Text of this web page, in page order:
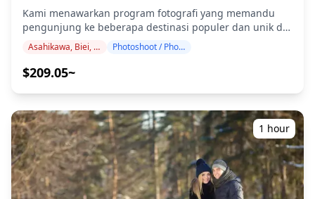
tanggal dan waktu, (2) mengubah lokasi, atau (3)
membatalkan pemotretan. ![]
(https://assets.hldycdn.com/24515ca5-dacc-4211-af77-
(https://assets.hldycdn.com/65c3ae86-51e6-4d44-a0d4-
Kami menawarkan program fotografi yang memandu
pengunjung ke beberapa destinasi populer dan unik di
Asahikawa, Biei, dan Furano. Dipandu oleh fotografer
berkualifikasi tinggi, program kami menyesuaikan
jadwal perjalanan Anda, menangkap komposisi alami,
bagikan lokasi pilihan Anda dengan kami!) Rasakan
keindahan pemandangan Hokkaido tengah yang
menakjubkan dengan perbukitan tambal sulam, ladang
bunga terkenal, dan lanskap musiman. Dari Kolam Biru
Biei yang ikonik dan Pohon Tujuh Bintang hingga ladang
lavender Furano dan Farm Tomita, abadikan esensi
pedesaan Jepang yang paling fotogenik. Sesi fotografi
tersedia di mana saja di Asahikawa, Biei, dan Furano
Asahikawa, Biei, Furano Photoshoot / Photo tour
$209.05~
1 hour